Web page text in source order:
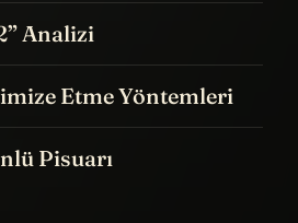
Analizi
Etme Yöntemleri
Pisuarı